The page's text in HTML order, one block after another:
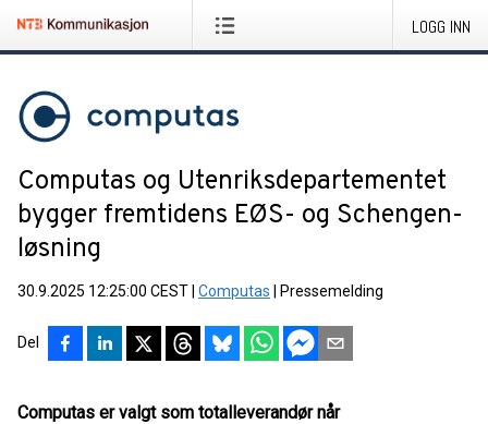
LOGG INN
Computas og Utenriksdepartementet
bygger fremtidens EØS- og Schengen­
løsning
30.9.2025 12:25:00 CEST Computas Pressemelding
Del
Computas er valgt som totalleverandør når